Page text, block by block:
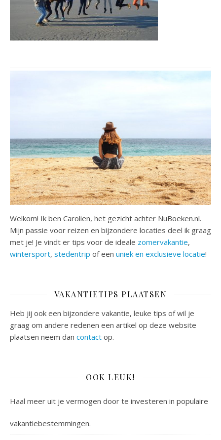
Welkom! Ik ben Carolien, het gezicht achter NuBoeken.nl.
Mijn passie voor reizen en bijzondere locaties deel ik graag
met je! Je vindt er tips voor de ideale zomervakantie,
wintersport, stedentrip of een uniek en exclusieve locatie!
VAKANTIETIPS PLAATSEN
Heb jij ook een bijzondere vakantie, leuke tips of wil je
graag om andere redenen een artikel op deze website
plaatsen neem dan contact op.
OOK LEUK!
Haal meer uit je vermogen door te investeren in populaire
vakantiebestemmingen.